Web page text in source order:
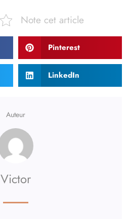
Note cet article
Pinterest
LinkedIn
Auteur
Victor